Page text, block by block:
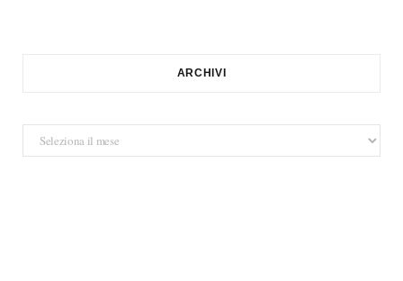
ARCHIVI
Archivi